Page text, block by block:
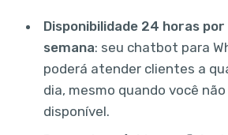
Disponibilidade 24 horas por
semana: seu chatbot para
poderá atender clientes a
dia, mesmo quando você
disponível.